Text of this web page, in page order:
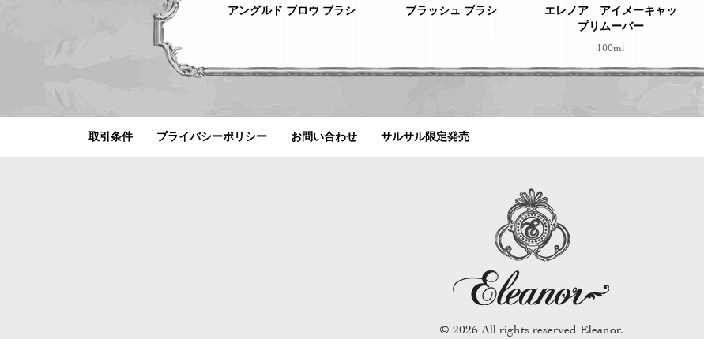
リキッド アイ ディファ
アングルド ブロウ ブラシ
ブラッシュ ブラシ
エレノア アイメーキャッ
プリムーバー
100ml
取引条件 プライバシーポリシー お問い合わせ サルサル限定発売
© 2026 All rights reserved Eleanor.